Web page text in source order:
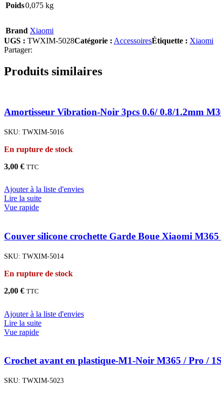
Poids0,075 kg
Brand Xiaomi
UGS : TWXIM-5028Catégorie : AccessoiresÉtiquette : Xiaomi
Partager:
Produits similaires
Amortisseur Vibration-Noir 3pcs 0.6/ 0.8/1.2mm
SKU: TWXIM-5016
En rupture de stock
3,00 € TTC
Ajouter à la liste d'envies
Lire la suite
Vue rapide
Couver silicone crochette Garde Boue Xiaomi
SKU: TWXIM-5014
En rupture de stock
2,00 € TTC
Ajouter à la liste d'envies
Lire la suite
Vue rapide
Crochet avant en plastique-M1-Noir M365 / Pro /
SKU: TWXIM-5023